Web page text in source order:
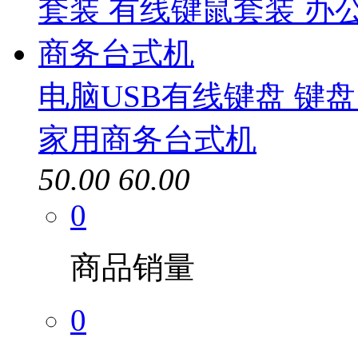
电脑USB有线键盘 键
家用商务台式机
50.00 60.00
0
商品销量
0